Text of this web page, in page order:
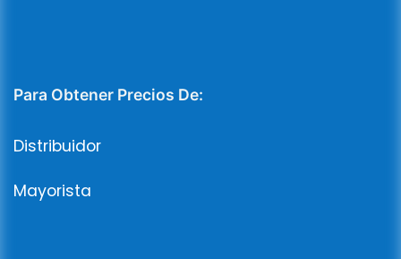
Para Obtener Precios De:
Distribuidor
Mayorista